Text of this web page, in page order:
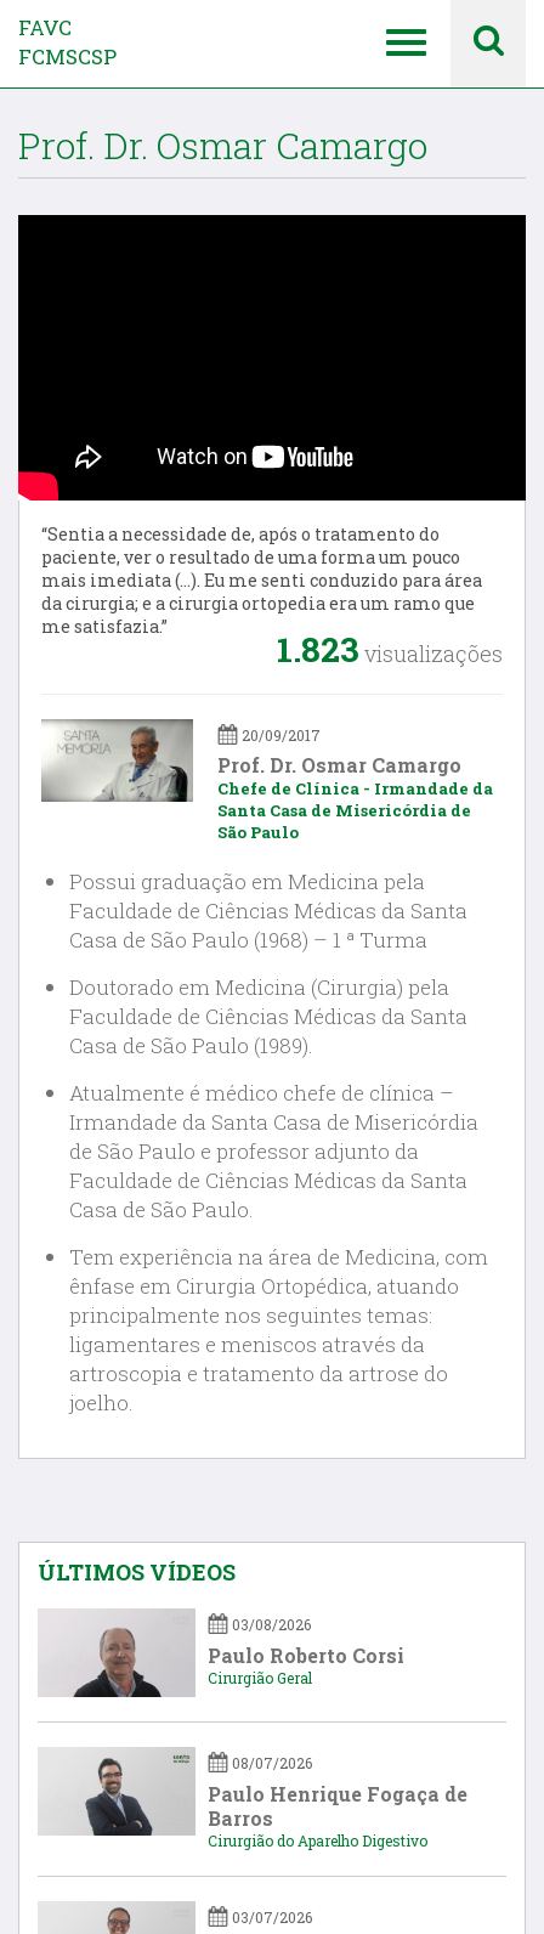
FAVC
FCMSCSP
Prof. Dr. Osmar Camargo
“Sentia a necessidade de, após o tratamento do
paciente, ver o resultado de uma forma um pouco
mais imediata (…). Eu me senti conduzido para área
da cirurgia; e a cirurgia ortopedia era um ramo que
me satisfazia.”
1.823 visualizações
20/09/2017
Prof. Dr. Osmar Camargo
Chefe de Clínica - Irmandade da
Santa Casa de Misericórdia de
São Paulo
Possui graduação em Medicina pela
Faculdade de Ciências Médicas da Santa
Casa de São Paulo (1968) – 1 ª Turma
Doutorado em Medicina (Cirurgia) pela
Faculdade de Ciências Médicas da Santa
Casa de São Paulo (1989).
Atualmente é médico chefe de clínica –
Irmandade da Santa Casa de Misericórdia
de São Paulo e professor adjunto da
Faculdade de Ciências Médicas da Santa
Casa de São Paulo.
Tem experiência na área de Medicina, com
ênfase em Cirurgia Ortopédica, atuando
principalmente nos seguintes temas:
ligamentares e meniscos através da
artroscopia e tratamento da artrose do
joelho.
ÚLTIMOS VÍDEOS
03/08/2026
Paulo Roberto Corsi
Cirurgião Geral
08/07/2026
Paulo Henrique Fogaça de
Barros
Cirurgião do Aparelho Digestivo
03/07/2026